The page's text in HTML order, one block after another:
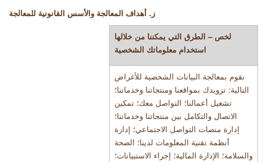
ز. أهداف المعالجة والأسس القانونية للمعالجة
لخص – الطرق التي يمكننا من خلالها
استخدام معلوماتك الشخصية
نقوم بمعالجة البيانات الشخصية للأغراض
التالية: تزويدك بمواقعنا ومنتجاتنا وخدماتنا؛
تشغيل أعمالنا؛ التواصل معك؛ تمكين
الاتصال والتكامل بين منتجاتنا وخدماتنا؛
إدارة منصات التواصل الاجتماعي؛ إدارة
أنظمة تقنية المعلومات لدينا؛ الصحة
والسلامة؛ الإدارة المالية؛ إجراء الاستبيانات؛